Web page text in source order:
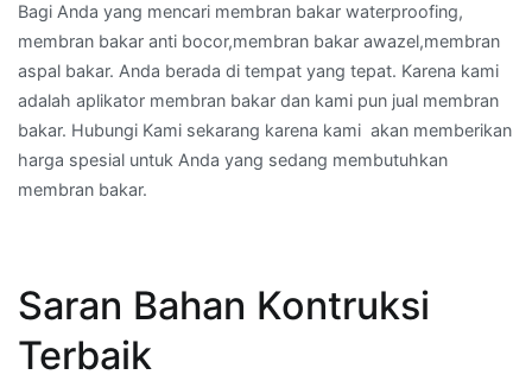
Bagi Anda yang mencari membran bakar waterproofing,
membran bakar anti bocor,membran bakar awazel,membran
aspal bakar. Anda berada di tempat yang tepat. Karena kami
adalah aplikator membran bakar dan kami pun jual membran
bakar. Hubungi Kami sekarang karena kami akan memberikan
harga spesial untuk Anda yang sedang membutuhkan
membran bakar.
Saran Bahan Kontruksi
Terbaik